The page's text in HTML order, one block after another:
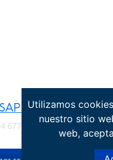
677 790
Utilizamos
nuestro sitio
web,